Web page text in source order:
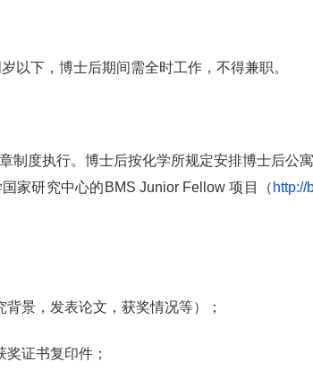
岁以下，博士后期间需全时工作，不得兼职。
制度执行。博士后按化学所规定安排博士后
家研究中心的 BMS Junior Fellow项目（ http://
景，发表论文，获奖情况等）；
奖证书复印件；